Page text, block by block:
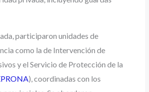
participaron unidades de
como la de Intervención de
y el Servicio de Protección de la
), coordinadas con los